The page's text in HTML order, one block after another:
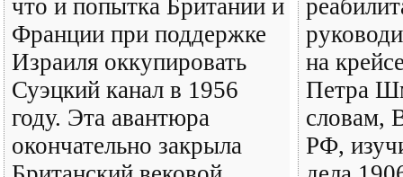
что и попытка Британии и
Франции при поддержке
Израиля оккупировать
Суэцкий канал в 1956
году. Эта авантюра
окончательно закрыла
на
Петра
словам,
РФ,